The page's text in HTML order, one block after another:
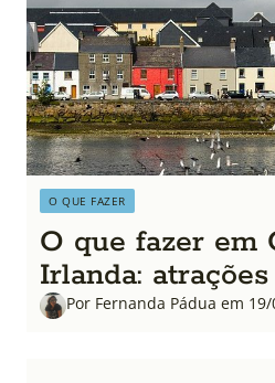
i
s
a
r
p
o
r
O QUE FAZER
O que fazer em
Irlanda:
Por Fernanda Pádua em